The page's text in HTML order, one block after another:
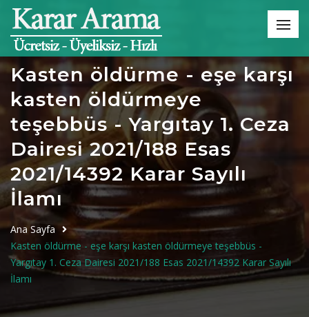
Kasten öldürme - eşe karşı
kasten öldürmeye
teşebbüs - Yargıtay 1. Ceza
Dairesi 2021/188 Esas
2021/14392 Karar Sayılı
İlamı
Ana Sayfa
Kasten öldürme - eşe karşı kasten öldürmeye teşebbüs -
Yargıtay 1. Ceza Dairesi 2021/188 Esas 2021/14392 Karar Sayılı
İlamı